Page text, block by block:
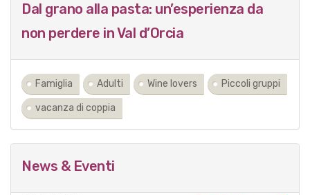
Dal grano alla pasta: un’esperienza da
non perdere in Val d’Orcia
Famiglia Adulti Wine lovers Piccoli gruppi
vacanza di coppia
News & Eventi